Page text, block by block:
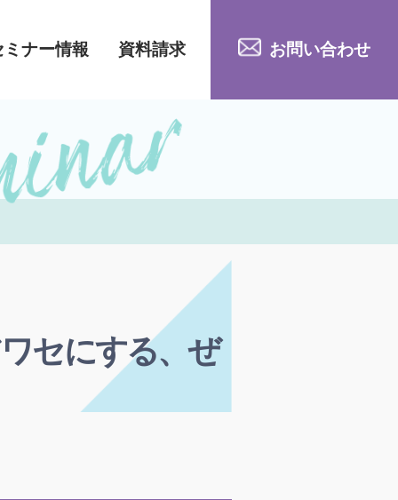
ミナー情報 資料請求 お問い合わせ
セにする、ぜ